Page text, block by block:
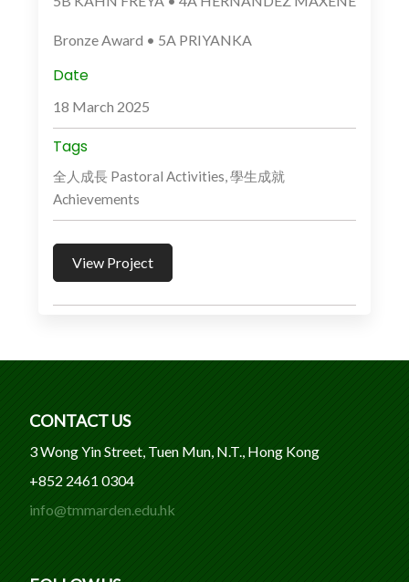
Bronze Award • 5A PRIYANKA
Date
18 March 2025
Tags
全人成長 Pastoral Activities, 學生成就
Achievements
View Project
CONTACT US
3 Wong Yin Street, Tuen Mun, N.T., Hong Kong
+852 2461 0304
info@tmmarden.edu.hk